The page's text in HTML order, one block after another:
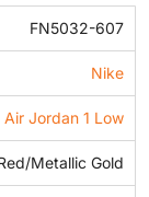
FN5032-607
Nike
Air Jordan 1 Low
Metallic Gold